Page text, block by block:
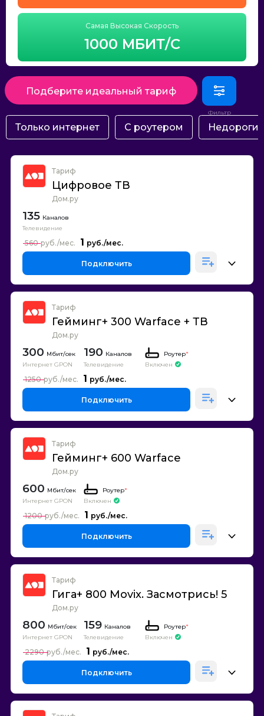
Самая Высокая Скорость
1000 МБИТ/С
Подберите идеальный тариф
Только интернет С роутером Недорогие
Тариф
Цифровое ТВ
Дом.ру
135 Каналов
Телевидение
1
560
Подключить
Тариф
Гейминг+ 300 Warface + ТВ
Дом.ру
300
Интернет GPON
190 Каналов
Телевидение
Роутер*
Включен
1
1250
Подключить
Тариф
Гейминг+ 600 Warface
Дом.ру
600
Интернет GPON
Роутер*
Включен
1
1200
Подключить
Тариф
Гига+ 800 Movix. Засмотрись! 5
Дом.ру
800
Интернет GPON
159 Каналов
Телевидение
Роутер*
Включен
1
2290
Подключить